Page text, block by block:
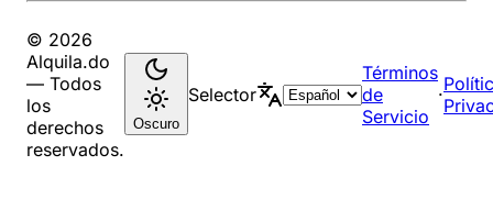
© 2026
Alquila.do
— Todos
los
derechos
reservados.
Oscuro
Selector
Términos
de
Servicio
·